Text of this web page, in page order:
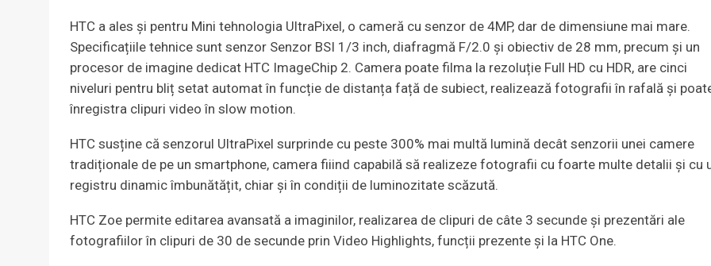
HTC a ales și pentru Mini tehnologia UltraPixel, o cameră cu senzor de 4MP, dar de dimensiune mai mare.
Specificațiile tehnice sunt senzor Senzor BSI 1/3 inch, diafragmă F/2.0 şi obiectiv de 28 mm, precum și un
procesor de imagine dedicat HTC ImageChip 2. Camera poate filma la rezoluție Full HD cu HDR, are cinci
niveluri pentru bliț setat automat în funcție de distanța față de subiect, realizează fotografii în rafală și
înregistra clipuri video în slow motion.
HTC susține că senzorul UltraPixel surprinde cu peste 300% mai multă lumină decât senzorii unei camere
tradiționale de pe un smartphone, camera fiiind capabilă să realizeze fotografii cu foarte multe detalii şi cu
registru dinamic îmbunătățit, chiar şi în condiții de luminozitate scăzută.
HTC Zoe permite editarea avansată a imaginilor, realizarea de clipuri de câte 3 secunde și prezentări ale
fotografiilor în clipuri de 30 de secunde prin Video Highlights, funcții prezente și la HTC One.